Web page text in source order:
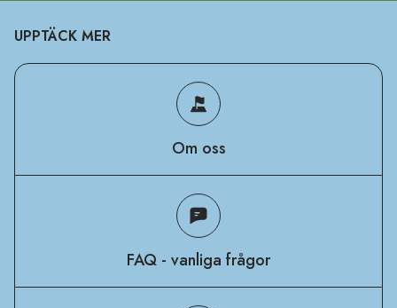
UPPTÄCK MER
Om oss
FAQ - vanliga frågor